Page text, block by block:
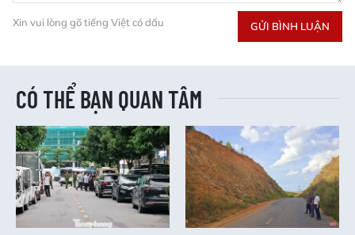
Xin vui lòng gõ tiếng Việt có dấu GỬI BÌNH LUẬN
CÓ THỂ BẠN QUAN TÂM